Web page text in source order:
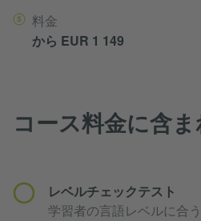
料金
から EUR 1 149
コース料金に含
レベルチェックテスト
学習者の言語レベルに合